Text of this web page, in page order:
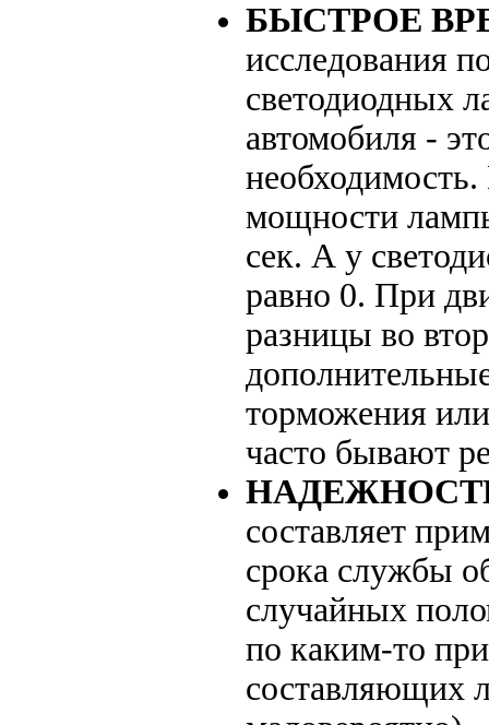
БЫСТРОЕ
исследования
светодиодных
автомобиля -
мощности
сек. А у
равно 0. При
разницы во
торможения
часто бывают
составляет
срока службы
случайных
по каким-то
составляющих